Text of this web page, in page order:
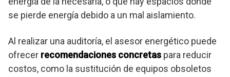
se pierde energía debido a un mal aislamiento.
Al realizar una auditoría, el asesor energético puede
ofrecer recomendaciones concretas para reducir
costos, como la sustitución de equipos obsoletos